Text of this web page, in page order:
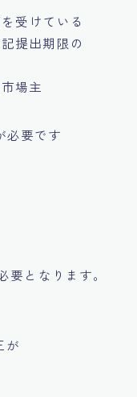
受けている
提出期限の
場主
必要です
となります。
が